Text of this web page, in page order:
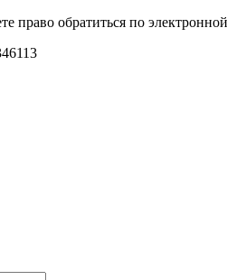
право обратиться по